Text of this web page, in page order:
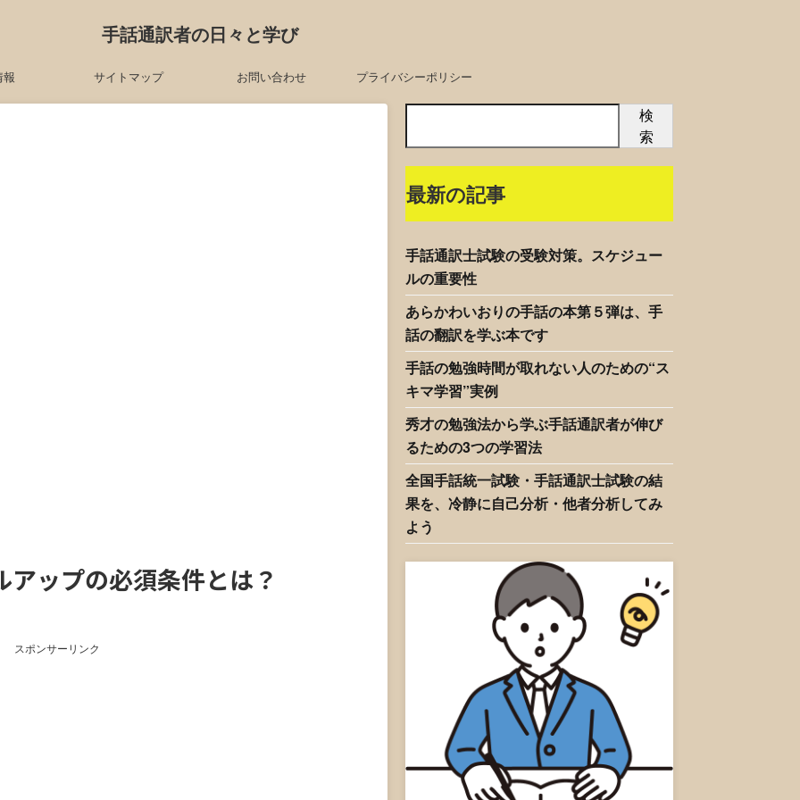
手話通訳者の日々と学び
サイトマップ お問い合わせ プライバシーポリシー
ップの必須条件とは？
スポンサーリンク
検
索
最新の記事
手話通訳士試験の受験対策。スケジュー
ルの重要性
あらかわいおりの手話の本第５弾は、手
話の翻訳を学ぶ本です
手話の勉強時間が取れない人のための“ス
キマ学習”実例
秀才の勉強法から学ぶ手話通訳者が伸び
るための3つの学習法
全国手話統一試験・手話通訳士試験の結
果を、冷静に自己分析・他者分析してみ
よう